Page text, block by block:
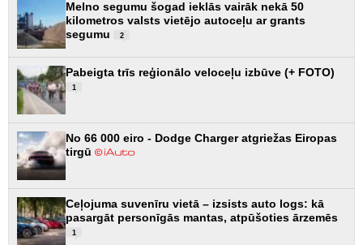
Melno segumu šogad ieklās vairāk nekā 50
kilometros valsts vietējo autoceļu ar grants
segumu
2
Pabeigta trīs reģionālo veloceļu izbūve (+ FOTO)
1
No 66 000 eiro - Dodge Charger atgriežas Eiropas
tirgū
Ceļojuma suvenīru vietā – izsists auto logs: kā
pasargāt personīgās mantas, atpūšoties ārzemēs
1